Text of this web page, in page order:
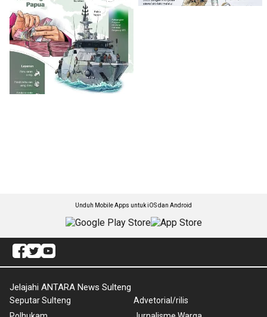
Unduh Mobile Apps untuk iOS dan Android
Jelajahi ANTARA News Sulteng
Seputar Sulteng
Advetorial/rilis